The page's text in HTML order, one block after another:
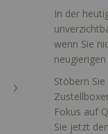
In der
wenn Sie
Stöbern
Fokus auf
Sie jetzt